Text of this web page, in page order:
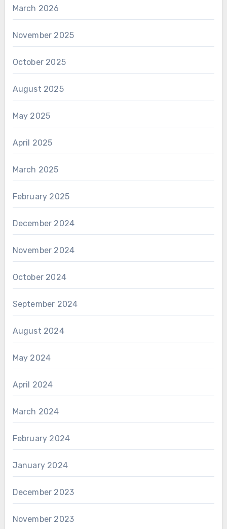
March 2026
November 2025
October 2025
August 2025
May 2025
April 2025
March 2025
February 2025
December 2024
November 2024
October 2024
September 2024
August 2024
May 2024
April 2024
March 2024
February 2024
January 2024
December 2023
November 2023